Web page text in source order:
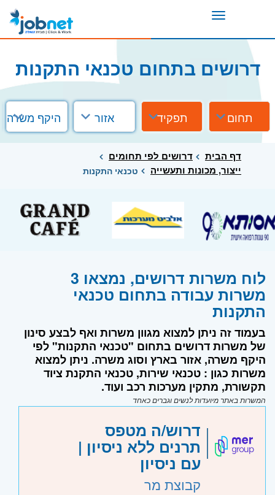
Toggle
דרושים בתחום טכנאי התקנות
תחום תפקיד אזור היקף משרה
דף הבית
דרושים לפי תחומים
ייצור, מכונות ותעשייה
טכנאי התקנות
לוח משרות דרושים, נמצאו 3
משרות עבודה בתחום טכנאי
התקנות
בעמוד זה ניתן למצוא מגוון משרות ואף לבצע סינון
של משרות דרושים בתחום "טכנאי התקנות" לפי
היקף משרה, אזור בארץ וסוג משרה. ניתן למצוא
משרות כגון : טכנאי שירות, טכנאי התקנת ציוד
תקשורת, מתקין מערכות רכב ועוד.
המשרות באתר מיועדות לנשים וגברים כאחד
דרוש/ה מטפס
תרנים ללא ניסיון |
עם ניסיון
קבוצת מר